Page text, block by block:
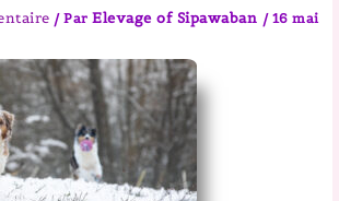
/ ParElevage of Sipawaban / 16 mai